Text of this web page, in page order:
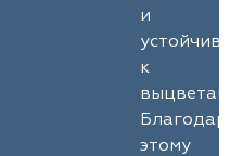
и
к
Благодаря
этому